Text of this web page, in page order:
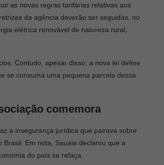
as novas regras tarifárias relativas aos
da agência deverão ser seguidas, no
elétrica renovável de natureza rural,
Contudo, apesar disso, a nova lei define
se consuma uma pequena parcela dessa
comemora
a insegurança jurídica que pairava sobre
Em nota, Sauaia declarou que a
do país se refaça.